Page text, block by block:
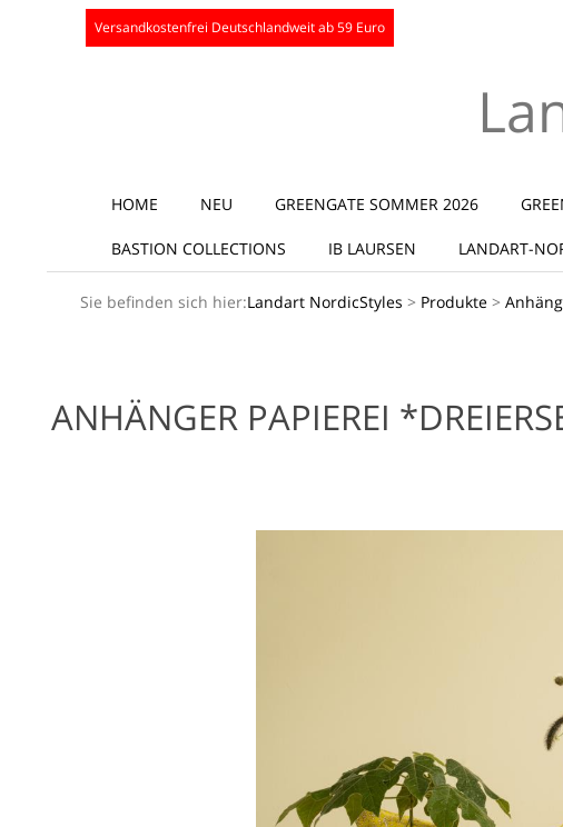
Versandkostenfrei Deutschlandweit ab 59 Euro
Secondary
Menu
HOME NEU GREENGATE SOMMER 2026
BASTION COLLECTIONS IB LAURSEN LANDART-
Sie befinden sich hier:Landart NordicStyles > Produkte >
ANHÄNGER PAPIEREI